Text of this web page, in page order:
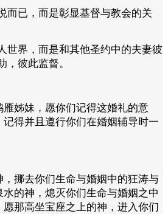
而已，而是彰显基督与教会的关
世界，而是和其他圣约中的夫妻彼
，彼此监督。
雁姊妹，愿你们记得这婚礼的意
记得并且遵行你们在婚姻辅导时一
挪去你们生命与婚姻中的狂涛与
的神，熄灭你们生命与婚姻之中
那高坐宝座之上的神，进入你们